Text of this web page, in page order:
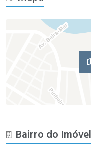
Bairro do Imóvel